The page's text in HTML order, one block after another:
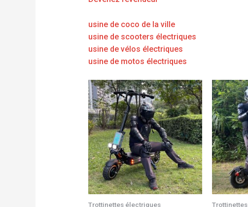
usine de coco de la ville
usine de scooters électriques
usine de vélos électriques
usine de motos électriques
Trottinettes électriques